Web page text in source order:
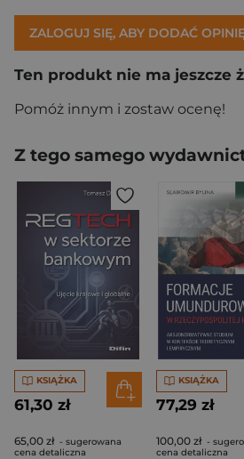
ZALOGUJ SIĘ, ABY DODAĆ
Ten produkt nie ma jeszcze
Pomóż innym i zostaw ocenę!
Z tego samego
KSIĄŻKA
61,30 zł
65,00 zł - sugerowana
cena detaliczna
KSIĄŻKA
77,29 zł
100,00 zł -
cena detaliczna